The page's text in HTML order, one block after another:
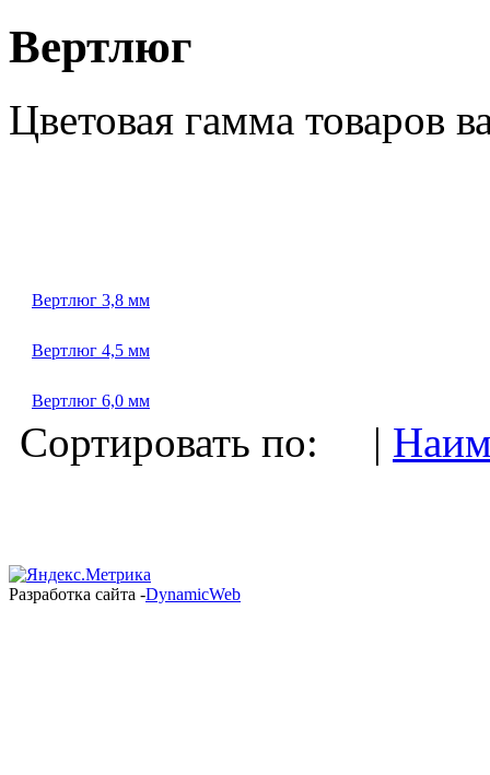
Вертлюг
Цветовая гамма товаров
Вертлюг 3,8 мм
Вертлюг 4,5 мм
Вертлюг 6,0 мм
Сортировать по: |
Разработка сайта -DynamicWeb